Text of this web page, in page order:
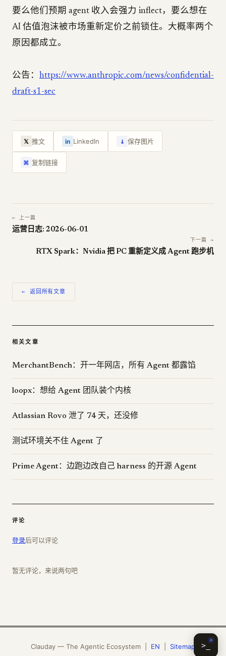
要么他们预期 agent 收入会强力 inflect，要么想在
AI 估值泡沫被市场重新定价之前锁住。大概率两个
原因都成立。
公告： https://www.anthropic.com/news/confidential-
draft-s1-sec
𝕏 推文 in LinkedIn ↓ 保存图片
⌘ 复制链接
← 上一篇
运营日志: 2026-06-01
下一篇 →
RTX Spark：Nvidia 把 PC 重新定义成 Agent 跑步机
← 返回所有文章
相关文章
MerchantBench：开一年网店，所有 Agent 都露馅
loopx：想给 Agent 团队装个内核
Atlassian Rovo 泄了 74 天，还没修
测试环境关不住 Agent 了
Prime Agent：边跑边改自己 harness 的开源 Agent
评论
登录后可以评论
暂无评论，来说两句吧
Clauday — The Agentic Ecosystem | EN Sitemap >_